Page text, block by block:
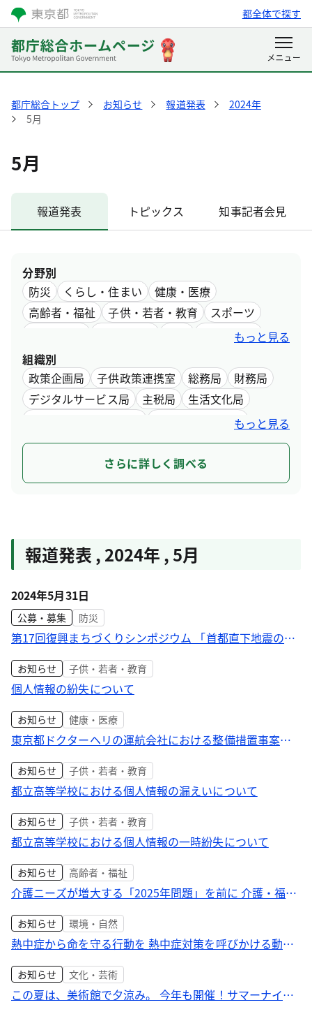
都全体で探す
都庁総合トップ お知らせ 報道発表
2024年
5月
5月
報道発表 トピックス 知事記者会見
分野別
防災
くらし・住まい
健康・医療
高齢者・福祉
子供・若者・教育
スポーツ
産業・仕事
デジタル・最新技術
水道・下水道
都営交通 行財政
もっと見る
組織別
政策企画局
子供政策連携室 総務局
財務局
デジタルサービス局
主税局
生活文化局
スポーツ推進本部
都市整備局
住宅政策本部 環境局
福祉局
産業労働局
中央卸売市場
スタートアップ戦略推進本部
建設局
港湾局
監査事務局
労働委員会事務局
収用委員会事務局
議会局
もっと見る
さらに詳しく調べる
報道発表 , 2024年 , 5月
2024年5月31日
公募・募集 防災
第17回復興まちづくりシンポジウム 「首都直下地震の復
備え」の開催について
お知らせ 子供・若者・教育
個人情報の紛失について
お知らせ 健康・医療
東京都ドクターヘリの運航会社における整備措置事案に
お知らせ 子供・若者・教育
都立高等学校における個人情報の漏えいについて
お知らせ 子供・若者・教育
都立高等学校における個人情報の一時紛失について
お知らせ 高齢者・福祉
介護ニーズが増大する「2025年問題」を前に 介護・福祉
お知らせ 環境・自然
熱中症から命を守る行動を 熱中症対策を呼びかける動画
お知らせ 文化・芸術
この夏は、美術館で夕涼み。 今年も開催！サマーナイト